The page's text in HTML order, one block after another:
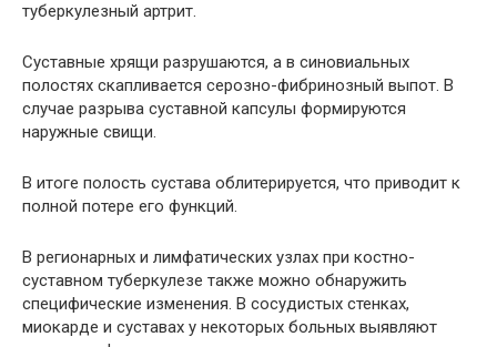
туберкулезный артрит.
Суставные хрящи разрушаются, а в синовиальных
полостях скапливается серозно-фибринозный выпот. В
случае разрыва суставной капсулы формируются
наружные свищи.
В итоге полость сустава облитерируется, что приводит к
полной потере его функций.
В регионарных и лимфатических узлах при костно-
суставном туберкулезе также можно обнаружить
специфические изменения. В сосудистых стенках,
миокарде и суставах у некоторых больных выявляют